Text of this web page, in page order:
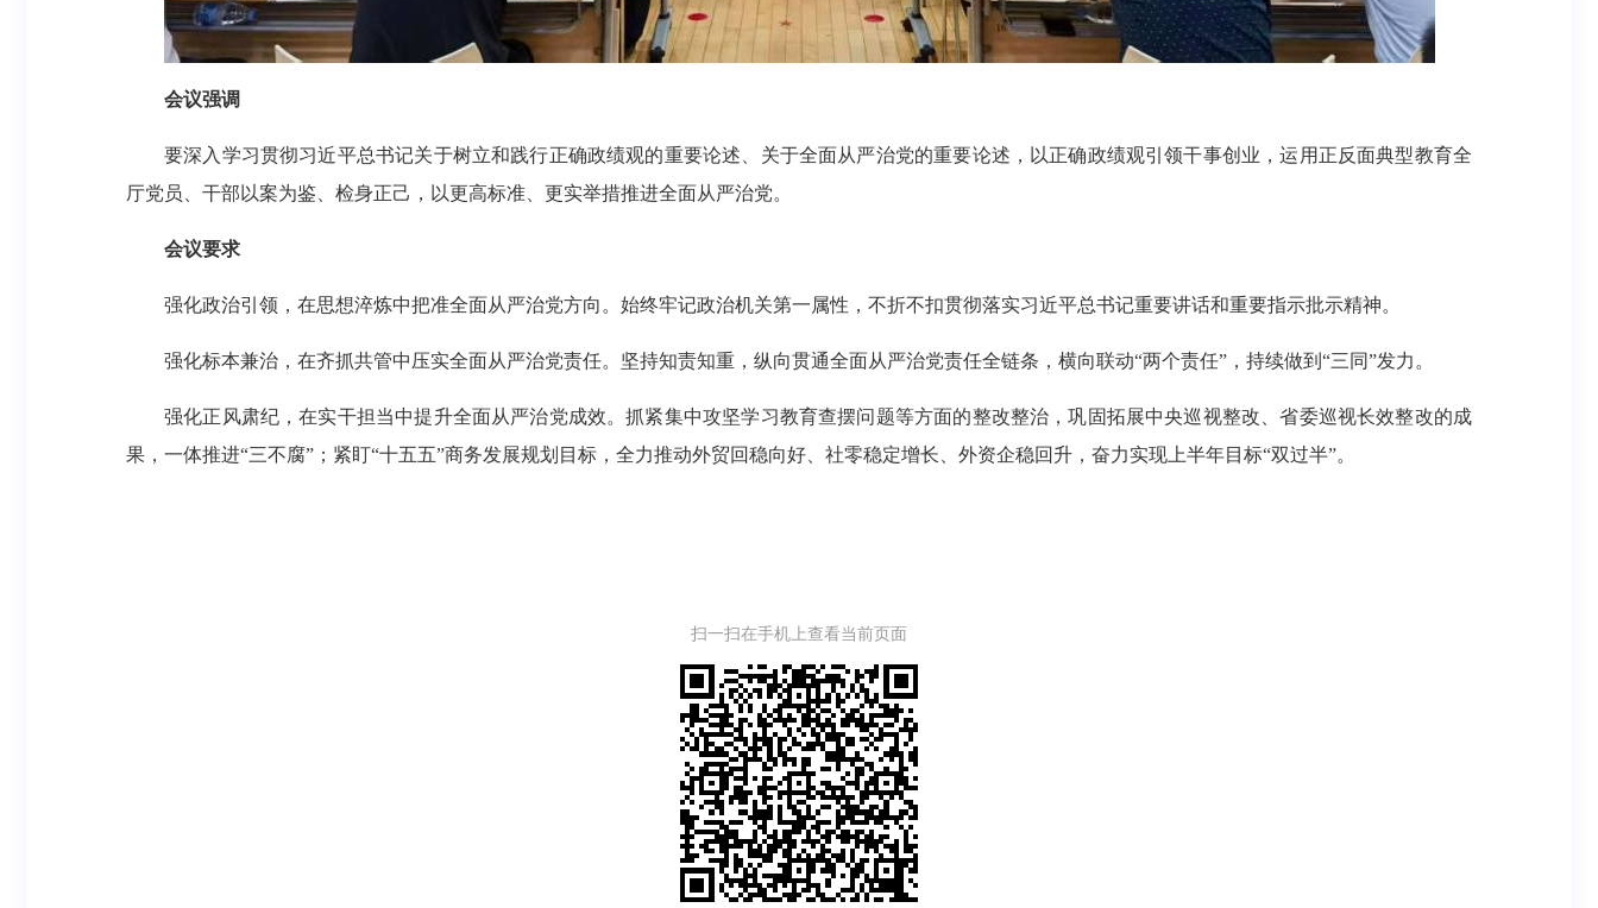
会议强调
要深入学习贯彻习近平总书记关于树立和践行正确政绩观的重要论述、关于全面从严治党的重要论述，以正确政绩观引领干事创业，运用正反面典型教育全
厅党员、干部以案为鉴、检身正己，以更高标准、更实举措推进全面从严治党。
会议要求
强化政治引领，在思想淬炼中把准全面从严治党方向。始终牢记政治机关第一属性，不折不扣贯彻落实习近平总书记重要讲话和重要指示批示精神。
强化标本兼治，在齐抓共管中压实全面从严治党责任。坚持知责知重，纵向贯通全面从严治党责任全链条，横向联动“两个责任”，持续做到“三同”发力。
强化正风肃纪，在实干担当中提升全面从严治党成效。抓紧集中攻坚学习教育查摆问题等方面的整改整治，巩固拓展中央巡视整改、省委巡视长效整改的成
果，一体推进“三不腐”；紧盯“十五五”商务发展规划目标，全力推动外贸回稳向好、社零稳定增长、外资企稳回升，奋力实现上半年目标“双过半”。
扫一扫在手机上查看当前页面